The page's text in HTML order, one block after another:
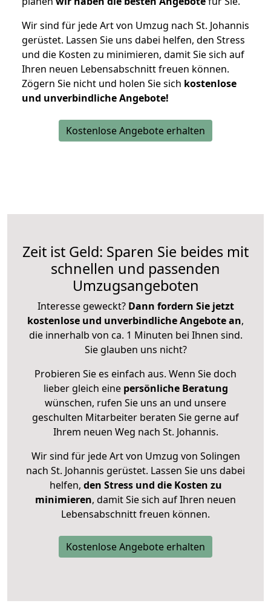
Wir sind für jede Art von Umzug nach St. Johannis
gerüstet. Lassen Sie uns dabei helfen, den Stress
und die Kosten zu minimieren, damit Sie sich auf
Ihren neuen Lebensabschnitt freuen können.
Zögern Sie nicht und holen Sie sich kostenlose
und unverbindliche Angebote!
Kostenlose Angebote erhalten
Zeit ist Geld: Sparen Sie beides mit
schnellen und passenden
Umzugsangeboten
Interesse geweckt? Dann fordern Sie jetzt
kostenlose und unverbindliche Angebote an,
die innerhalb von ca. 1 Minuten bei Ihnen sind.
Sie glauben uns nicht?
Probieren Sie es einfach aus. Wenn Sie doch
lieber gleich eine persönliche Beratung
wünschen, rufen Sie uns an und unsere
geschulten Mitarbeiter beraten Sie gerne auf
Ihrem neuen Weg nach St. Johannis.
Wir sind für jede Art von Umzug von Solingen
nach St. Johannis gerüstet. Lassen Sie uns dabei
helfen, den Stress und die Kosten zu
minimieren, damit Sie sich auf Ihren neuen
Lebensabschnitt freuen können.
Kostenlose Angebote erhalten